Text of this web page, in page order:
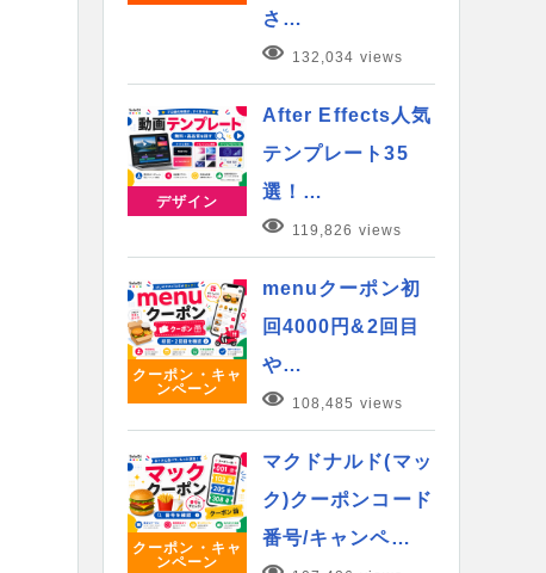
さ…
132,034 views
デザイン
After Effects人気
テンプレート35
選！…
119,826 views
クーポン・キャ
ンペーン
menuクーポン初
回4000円&2回目
や…
108,485 views
クーポン・キャ
ンペーン
マクドナルド(マッ
ク)クーポンコード
番号/キャンペ…